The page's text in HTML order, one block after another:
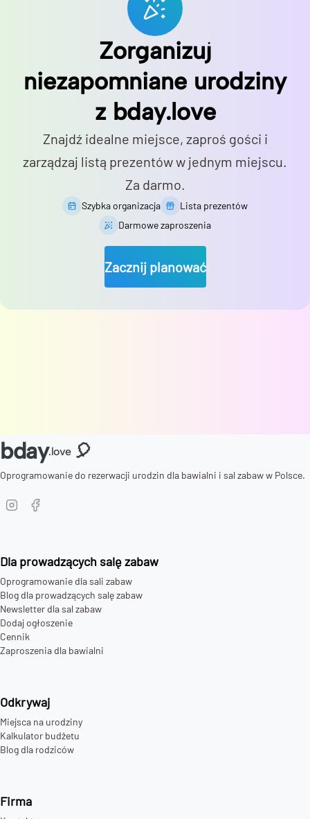
Zorganizuj
niezapomniane urodziny
z bday.love
Znajdź idealne miejsce, zaproś gości i
zarządzaj listą prezentów w jednym miejscu.
Za darmo.
Szybka organizacja
Lista prezentów
Darmowe zaproszenia
Zacznij planować
bday.love 🎈
Oprogramowanie do rezerwacji urodzin dla bawialni i sal zabaw w Polsce.
Dla prowadzących salę zabaw
Oprogramowanie dla sali zabaw
Blog dla prowadzących salę zabaw
Newsletter dla sal zabaw
Dodaj ogłoszenie
Cennik
Zaproszenia dla bawialni
Odkrywaj
Miejsca na urodziny
Kalkulator budżetu
Blog dla rodziców
Firma